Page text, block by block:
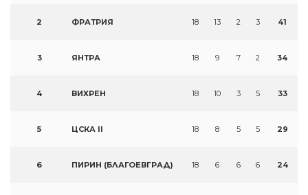
2 ФРАТРИЯ 18 13 2 3 41
3 ЯНТРА 18 9 7 2 34
4 ВИХРЕН 18 10 3 5 33
5 ЦСКА II 18 8 5 5 29
6 ПИРИН (БЛАГОЕВГРАД) 18 6 6 6 24